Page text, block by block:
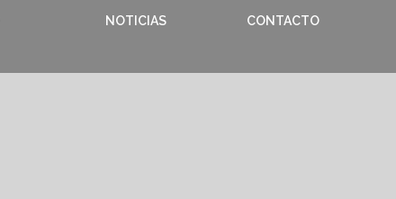
NOTICIAS CONTACTO